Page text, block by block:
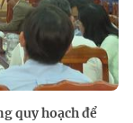
quy hoạch để